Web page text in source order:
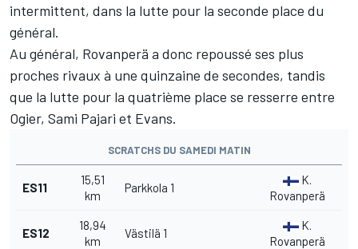
intermittent, dans la lutte pour la seconde place du
général.
Au général, Rovanperä a donc repoussé ses plus
proches rivaux à une quinzaine de secondes, tandis
que la lutte pour la quatrième place se resserre entre
Ogier, Sami Pajari et Evans.
SCRATCHS DU SAMEDI MATIN
ES11
15,51
km
Parkkola 1
K.
Rovanperä
ES12
18,94
km
Västilä 1
K.
Rovanperä